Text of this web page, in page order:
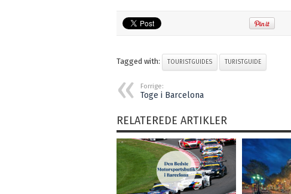
Tagged with: TOURISTGUIDES TURISTGUIDE
Forrige:
Toge i Barcelona
RELATEREDE ARTIKLER